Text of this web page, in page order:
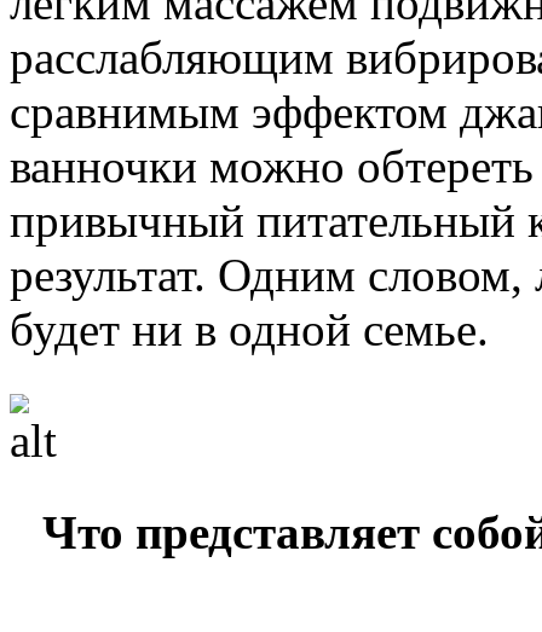
расслабляющим
сравнимым эффектом
ванночки можно
привычный питательный
результат. Одним
будет ни в одной семье.
Что представляет